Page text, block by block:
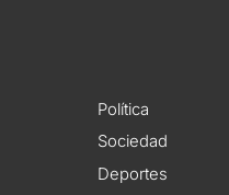
Política
Sociedad
Deportes